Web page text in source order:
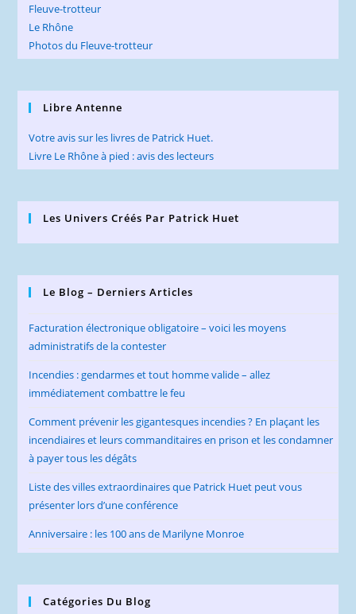
Fleuve-trotteur
Le Rhône
Photos du Fleuve-trotteur
Libre Antenne
Votre avis sur les livres de Patrick Huet.
Livre Le Rhône à pied : avis des lecteurs
Les Univers Créés Par Patrick Huet
Le Blog – Derniers Articles
Facturation électronique obligatoire – voici les moyens
administratifs de la contester
Incendies : gendarmes et tout homme valide – allez
immédiatement combattre le feu
Comment prévenir les gigantesques incendies ? En plaçant les
incendiaires et leurs commanditaires en prison et les condamner
à payer tous les dégâts
Liste des villes extraordinaires que Patrick Huet peut vous
présenter lors d’une conférence
Anniversaire : les 100 ans de Marilyne Monroe
Catégories Du Blog